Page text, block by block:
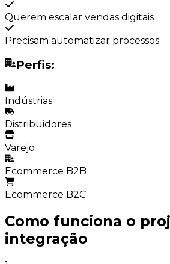
Querem escalar vendas digitais
Precisam automatizar processos
Perfis:
Indústrias
Distribuidores
Varejo
Ecommerce B2B
Ecommerce B2C
Como funciona o
integração